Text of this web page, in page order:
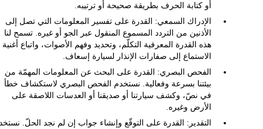
أو كتابة الحرف بطريقة صحيحة أو ترتيبه.
الإدراك السمعي: القدرة على تفسير المعلومات التي تصل إلى
الأذنين من التردد المسموع المنقول عبر الجو أو غيره. تسمح لنا
هذه القدرة المعرفية التكلّم، وتحديد وفهم الأصوات، واتباع أغنية
الاستماع إلى صفارات الإنذار لسيارة إسعاف.
الفحص البصري: القدرة على البحث عن المعلومات المهمّة من
بيئتنا بسرعة وفعالية. نستخدم الفحص البصري لاستكشاف خطأ
في نصّ، وكشف سيارتنا أو صديقنا أو العدسات اللاصقة على
الأرض وغيره.
التقدير: القدرة على التوقّع وإنشاء جواب إن لم نجد الحلّ.